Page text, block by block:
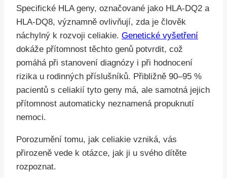
Specifické HLA geny, označované jako HLA-DQ2 a
HLA-DQ8, významně ovlivňují, zda je člověk
náchylný k rozvoji celiakie. Genetické vyšetření
dokáže přítomnost těchto genů potvrdit, což
pomáhá při stanovení diagnózy i při hodnocení
rizika u rodinných příslušníků. Přibližně 90–95 %
pacientů s celiakií tyto geny má, ale samotná jejich
přítomnost automaticky neznamená propuknutí
nemoci.
Porozumění tomu, jak celiakie vzniká, vás
přirozeně vede k otázce, jak ji u svého dítěte
rozpoznat.